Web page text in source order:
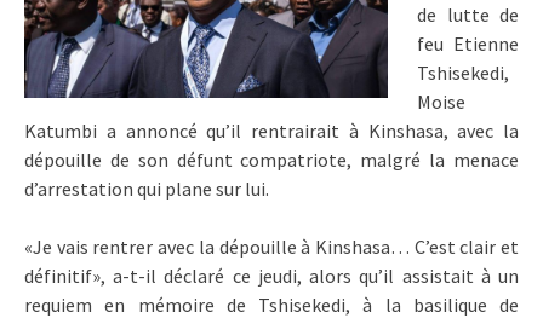
de lutte de
feu Etienne
Tshisekedi,
Moise
Katumbi a annoncé qu’il rentrairait à Kinshasa, avec la
dépouille de son défunt compatriote, malgré la menace
d’arrestation qui plane sur lui.
«Je vais rentrer avec la dépouille à Kinshasa… C’est clair et
définitif», a-t-il déclaré ce jeudi, alors qu’il assistait à un
requiem en mémoire de Tshisekedi, à la basilique de